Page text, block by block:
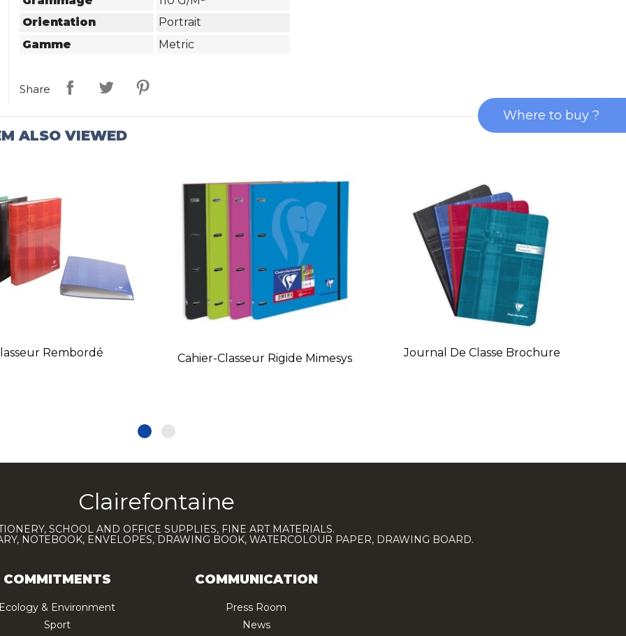
Orientation
Portrait
Gamme
Metric
Share
ALSO VIEWED
Rembordé Cahier-Classeur Rigide Mimesys
Journal De Classe Brochure
Clairefontaine
SCHOOL AND OFFICE SUPPLIES, FINE ART MATERIALS.
NOTEBOOK, ENVELOPES, DRAWING BOOK, WATERCOLOUR PAPER, DRAWING BOARD.
COMMITMENTS
& Environment
Sport
COMMUNICATION
Press Room
News
Where to buy ?